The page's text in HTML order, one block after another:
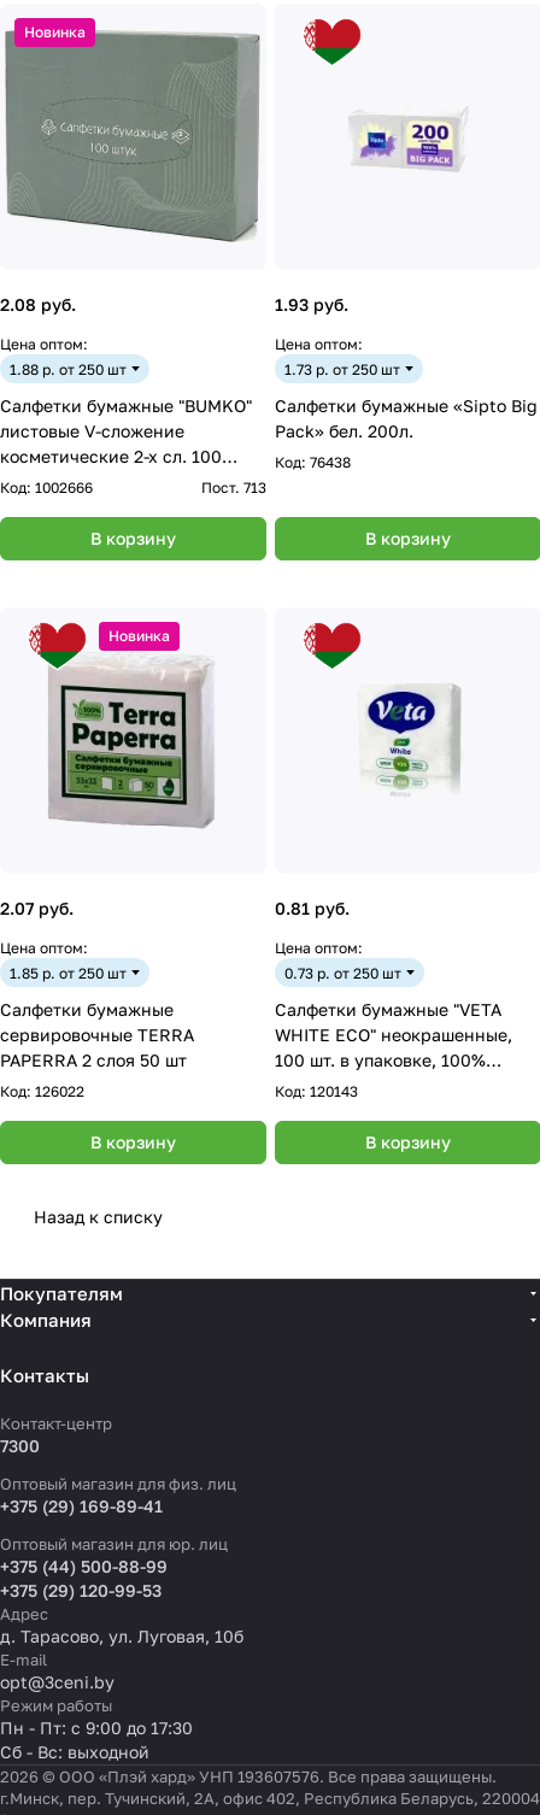
Новинка
2.08 руб.
Цена оптом:
1.88 р. от 250 шт
Салфетки бумажные "BUMKO"
листовые V-сложение
косметические 2-х сл. 100
листов уп. коробочка
Код: 1002666 Пост. 713
В корзину
1.93 руб.
Цена оптом:
1.73 р. от 250 шт
Салфетки бумажные «Sipto Big
Pack» бел. 200л.
Код: 76438
В корзину
Новинка
2.07 руб.
Цена оптом:
1.85 р. от 250 шт
Салфетки бумажные
сервировочные TERRA
PAPERRA 2 слоя 50 шт
Код: 126022
В корзину
0.81 руб.
Цена оптом:
0.73 р. от 250 шт
Салфетки бумажные "VETA
WHITE ECO" неокрашенные,
100 шт. в упаковке, 100%
целлюлоза
Код: 120143
В корзину
Назад к списку
Покупателям
Компания
Контакты
Контакт-центр
7300
Оптовый магазин для физ. лиц
+375 (29) 169-89-41
Оптовый магазин для юр. лиц
+375 (44) 500-88-99
+375 (29) 120-99-53
Адрес
д. Тарасово, ул. Луговая, 10б
E-mail
opt@3ceni.by
Режим работы
Пн - Пт: с 9:00 до 17:30
Сб - Вс: выходной
2026 © ООО «Плэй хард» УНП 193607576. Все права защищены.
г.Минск, пер. Тучинский, 2А, офис 402, Республика Беларусь, 220004